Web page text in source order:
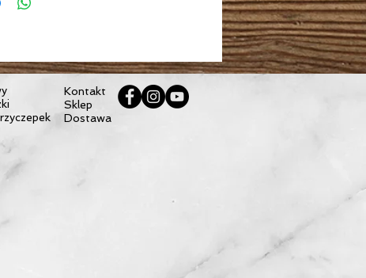
28 x 17,5 x 11 cm (W x S x G)
Kontakt
Sklep
Dostawa